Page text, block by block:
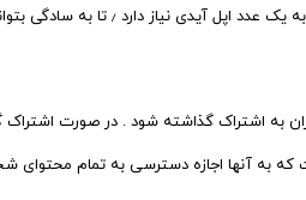
هر شخص به چند شناسه نیاز دارد ؟‌ فقط یک عدد ! با